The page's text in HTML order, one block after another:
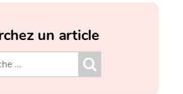
un article